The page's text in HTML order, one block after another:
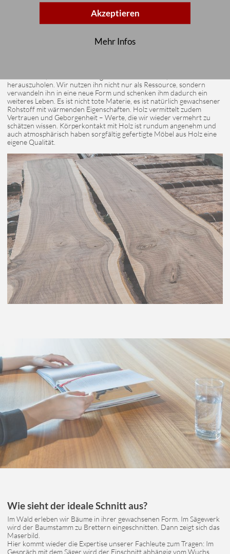
Akzeptieren
Mehr Infos
oder lebendig gemasert, wild und farbig. All diese Faktoren tragen zu
einem besonderen Charakter aufgrund einer eigenen Anatomie bei.
Die hohe Kunst besteht darin, das Innenleben eines Baumes und
äusseren Erscheinung abzulesen.
herauszuholen. Wir nutzen ihn nicht nur als Ressource, sondern
verwandeln ihn in eine neue Form und schenken ihm dadurch ein
weiteres Leben. Es ist nicht tote Materie, es ist natürlich gewachsener
Rohstoff mit wärmenden Eigenschaften. Holz vermittelt zudem
Vertrauen und Geborgenheit – Werte, die wir wieder vermehrt zu
schätzen wissen. Körperkontakt mit Holz ist rundum angenehm und
auch atmosphärisch haben sorgfältig gefertigte Möbel aus Holz eine
eigene Qualität.
Wie sieht der ideale Schnitt aus?
Im Wald erleben wir Bäume in ihrer gewachsenen Form. Im Sägewerk
wird der Baumstamm zu Brettern eingeschnitten. Dann zeigt sich das
Maserbild.
Hier kommt wieder die Expertise unserer Fachleute zum Tragen: Im
Gespräch mit dem Säger wird der Einschnitt abhängig vom Wuchs